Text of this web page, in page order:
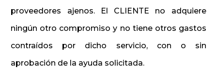
proveedores ajenos. El CLIENTE no adquiere
ningún otro compromiso y no tiene otros gastos
contraídos por dicho servicio, con o sin
aprobación de la ayuda solicitada.